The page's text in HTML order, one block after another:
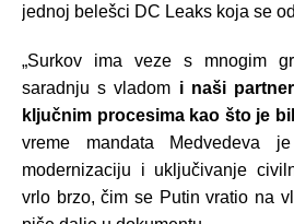
jednoj belešci DC Leaks koja se
„Surkov ima veze s mnogim
saradnju s vladom i naši
ključnim procesima kao što je
vreme mandata Medvedeva
modernizaciju i uključivanje
vrlo brzo, čim se Putin vratio na